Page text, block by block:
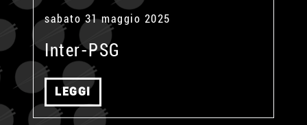
sabato 31 maggio 2025
Inter-PSG
LEGGI